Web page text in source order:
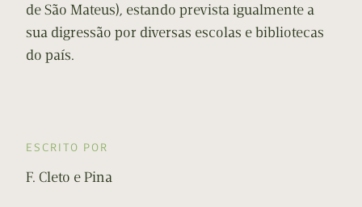
de São Mateus), estando prevista igualmente a
sua digressão por diversas escolas e bibliotecas
do país.
ESCRITO POR
F. Cleto e Pina